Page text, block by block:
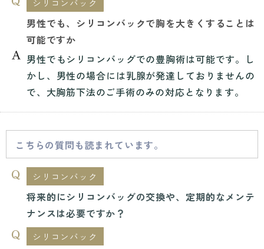
シリコンバック
男性でも、シリコンバックで胸を大きくすることは
可能ですか
男性でもシリコンバッグでの豊胸術は可能です。し
かし、男性の場合には乳腺が発達しておりませんの
で、大胸筋下法のご手術のみの対応となります。
こちらの質問も読まれています。
シリコンバック
将来的にシリコンバッグの交換や、定期的なメンテ
ナンスは必要ですか？
シリコンバック